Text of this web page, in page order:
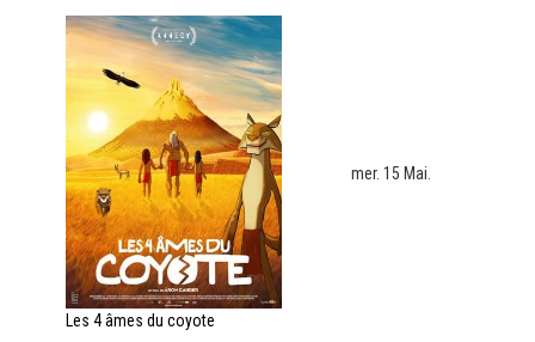
Les 4 âmes du coyote
mer. 15 Mai.